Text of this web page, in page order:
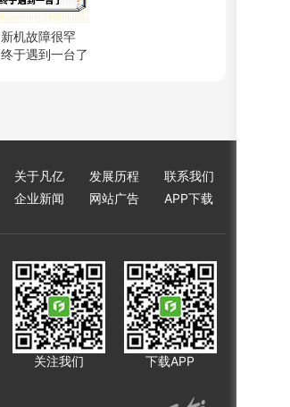
机故障很罕
于遇到一台了
关于凡亿 发展历程
联系我们
企业新闻
网站广告 APP下载
关注我们 下载APP